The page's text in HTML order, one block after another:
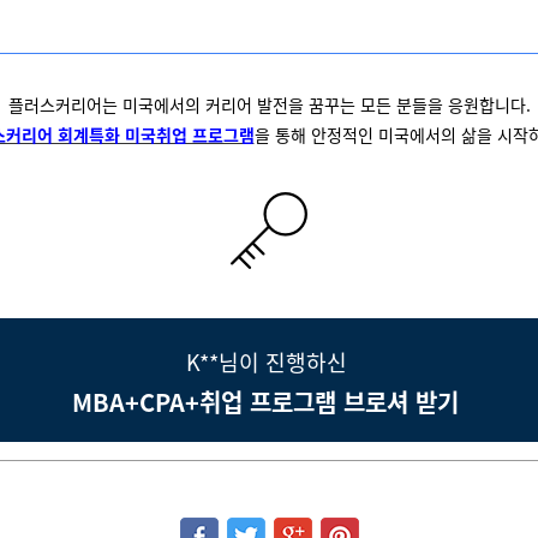
플러스커리어는 미국에서의 커리어 발전을 꿈꾸는 모든 분들을 응원합니다.
커리어 회계특화 미국취업 프로그램을 통해 안정적인 미국에서의 삶을 시작
K**님이 진행하신
MBA+CPA+취업 프로그램 브로셔 받기